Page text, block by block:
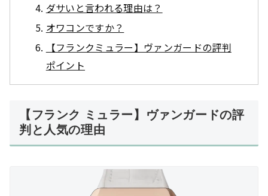
ダサいと言われる理由は？
オワコンですか？
【フランクミュラー】ヴァンガードの評判
ポイント
【フランク ミュラー】ヴァンガードの評
判と人気の理由